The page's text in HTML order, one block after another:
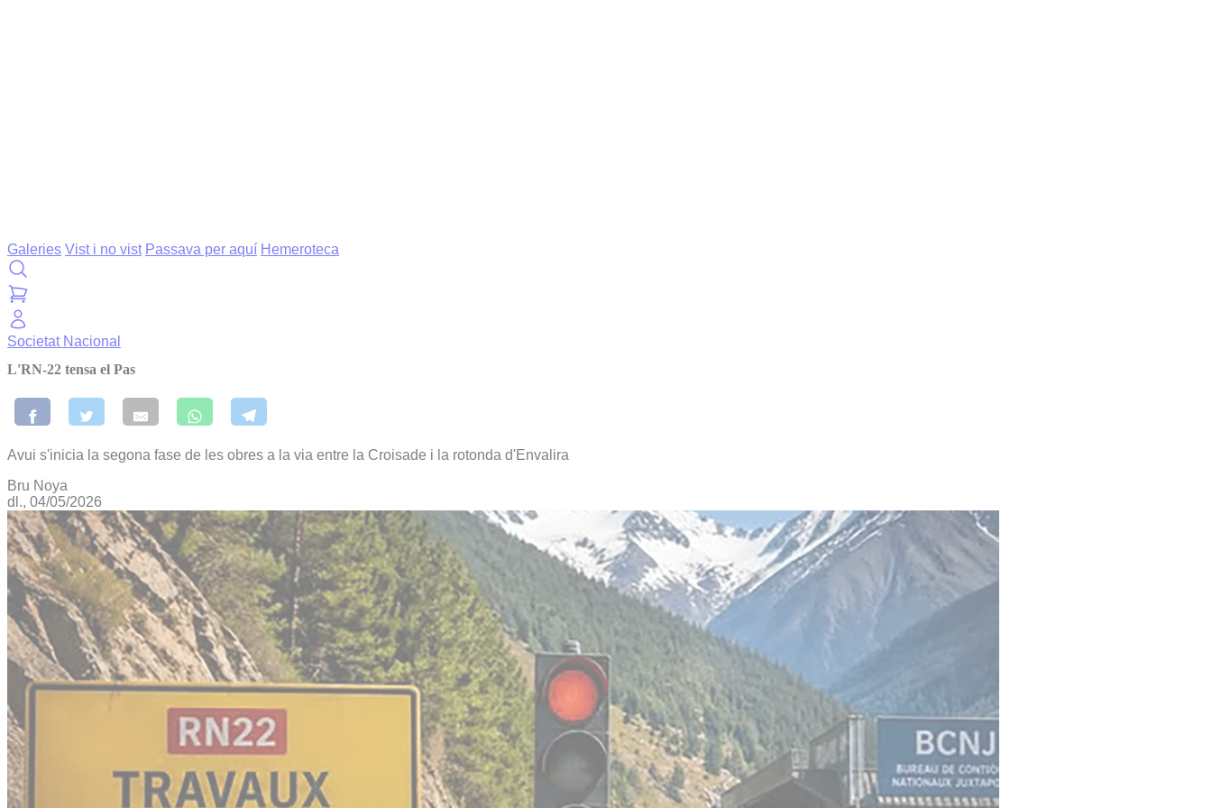
Galeries Vist i no vist Passava per aquí Hemeroteca
Societat Nacional
L'RN-22 tensa el Pas
Avui s'inicia la segona fase de les obres a la via entre la Croisade i la rotonda d'Envalira
Bru Noya
dl., 04/05/2026